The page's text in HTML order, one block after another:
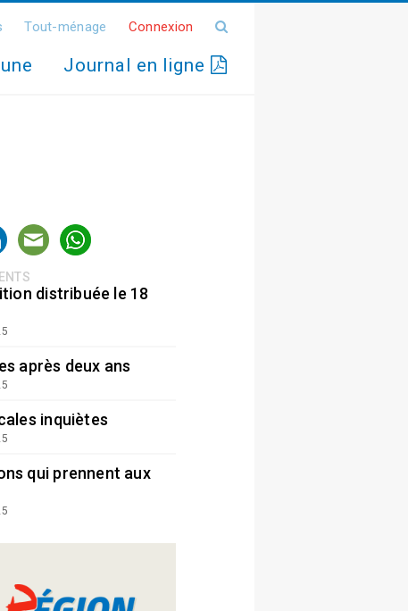
Tout-ménage Connexion
Journal en ligne
distribuée le 18
après deux ans
inquiètes
qui prennent aux